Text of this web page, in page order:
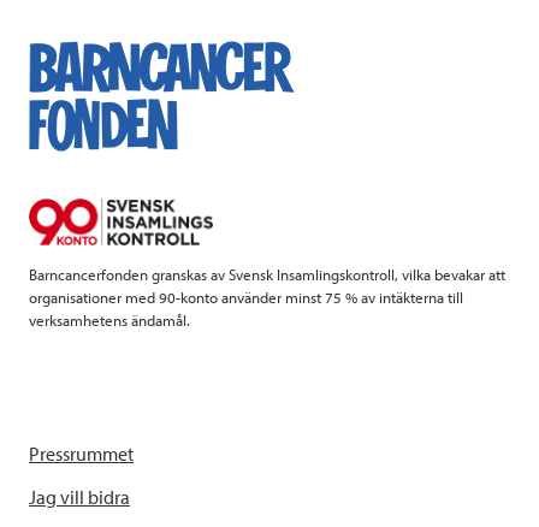
Barncancerfonden granskas av Svensk Insamlingskontroll, vilka bevakar att
organisationer med 90-konto använder minst 75 % av intäkterna till
verksamhetens ändamål.
Pressrummet
Jag vill bidra